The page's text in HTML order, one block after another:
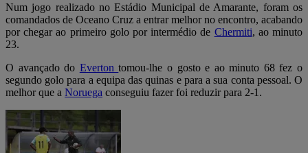
Num jogo realizado no Estádio Municipal de Amarante, foram os
comandados de Oceano Cruz a entrar melhor no encontro, acabando
por chegar ao primeiro golo por intermédio de Chermiti, ao minuto
23.
O avançado do Evertontomou-lhe o gosto e ao minuto 68 fez o
segundo golo para a equipa das quinas e para a sua conta pessoal. O
melhor que a Noruega conseguiu fazer foi reduzir para 2-1.